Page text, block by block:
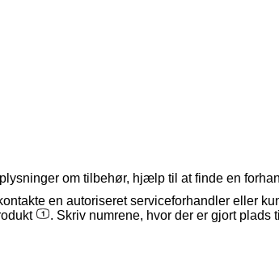
om tilbehør, hjælp til at finde en
en autoriseret serviceforhandler eller
. Skriv numrene, hvor der er gjort plads